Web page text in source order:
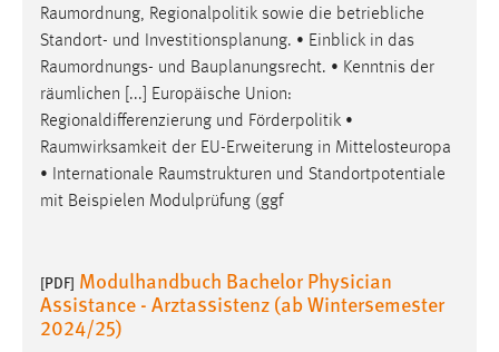
Raumordnung, Regionalpolitik sowie die betriebliche
Standort- und Investitionsplanung. • Einblick in das
Raumordnungs- und Bauplanungsrecht. • Kenntnis der
räumlichen [...] Europäische Union:
Regionaldifferenzierung und Förderpolitik •
Raumwirksamkeit der EU-Erweiterung in Mittelosteuropa
• Internationale Raumstrukturen und Standortpotentiale
mit Beispielen Modulprüfung (ggf
[PDF] Modulhandbuch Bachelor Physician
Assistance - Arztassistenz (ab Wintersemester
2024/25)